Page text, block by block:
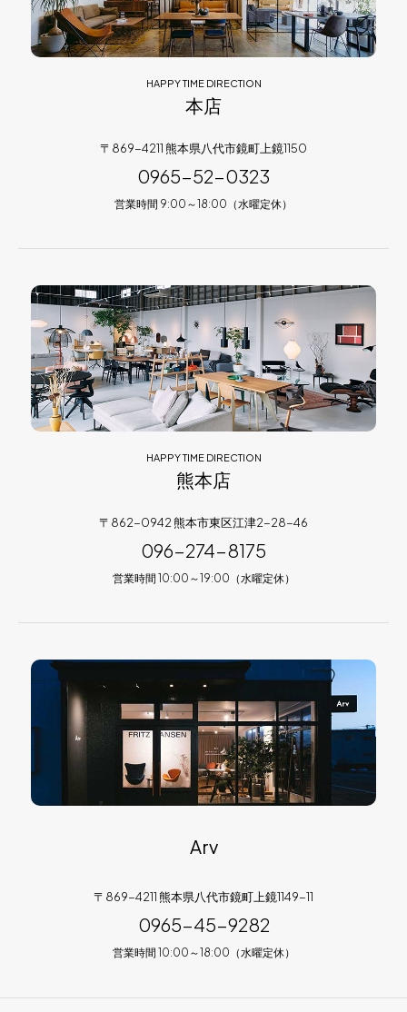
HAPPY TIME DIRECTION
本店
〒869-4211 熊本県八代市鏡町上鏡1150
0965-52-0323
営業時間 9:00～18:00（水曜定休）
HAPPY TIME DIRECTION
熊本店
〒862-0942 熊本市東区江津2-28-46
096-274-8175
営業時間 10:00～19:00（水曜定休）
Arv
〒869-4211 熊本県八代市鏡町上鏡1149-11
0965-45-9282
営業時間 10:00～18:00（水曜定休）